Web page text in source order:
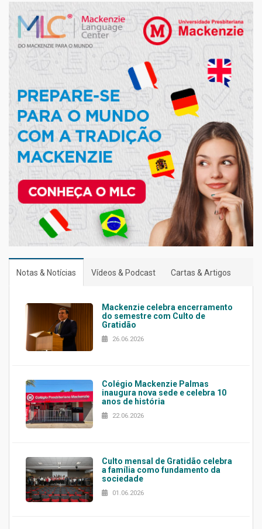
Notas & Notícias Vídeos & Podcast Cartas & Artigos
Mackenzie celebra encerramento
do semestre com Culto de
Gratidão
26.06.2026
Colégio Mackenzie Palmas
inaugura nova sede e celebra 10
anos de história
22.06.2026
Culto mensal de Gratidão celebra
a família como fundamento da
sociedade
01.06.2026